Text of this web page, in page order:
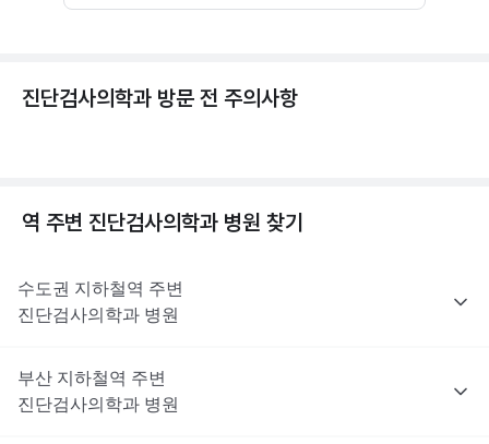
진단검사의학과 방문 전 주의사항
역 주변 진단검사의학과 병원 찾기
수도권 지하철역 주변
진단검사의학과 병원
부산 지하철역 주변
진단검사의학과 병원